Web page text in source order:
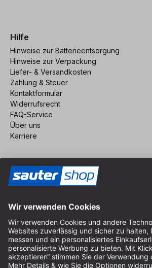
Hilfe
Hinweise zur Batterieentsorgung
Hinweise zur Verpackung
Liefer- & Versandkosten
Zahlung & Steuer
Kontaktformular
Widerrufsrecht
FAQ-Service
Über uns
Karriere
Impressum
AGB
Datenschutz